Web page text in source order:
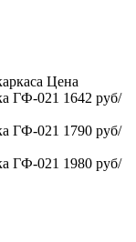
Цена
ГФ-021 1642 руб/
ГФ-021 1790 руб/
ГФ-021 1980 руб/